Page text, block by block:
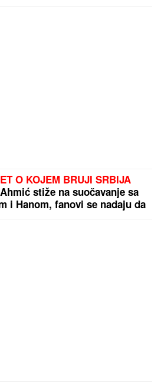
O KOJEM BRUJI SRBIJA
stiže na suočavanje sa
i Hanom, fanovi se nadaju da